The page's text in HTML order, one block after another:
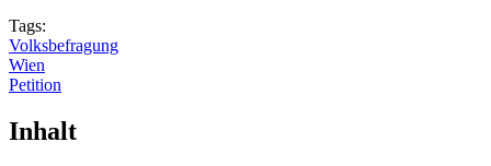
Tags:
Volksbefragung
Wien
Petition
Inhalt